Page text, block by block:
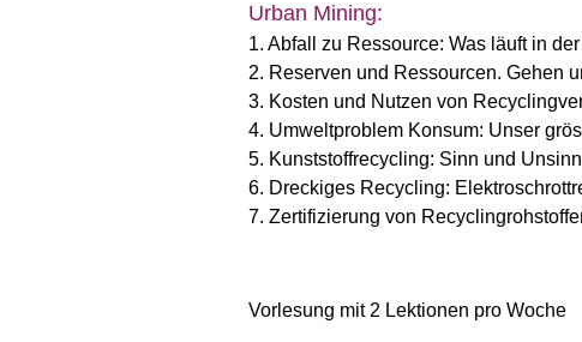
Urban Mining:
1. Abfall zu Ressource: Was läuft in
2. Reserven und Ressourcen. Gehen
3. Kosten und Nutzen von
4. Umweltproblem Konsum: Unser
5. Kunststoffrecycling: Sinn und Unsinn
6. Dreckiges Recycling:
7. Zertifizierung von
Vorlesung mit 2 Lektionen pro Woche